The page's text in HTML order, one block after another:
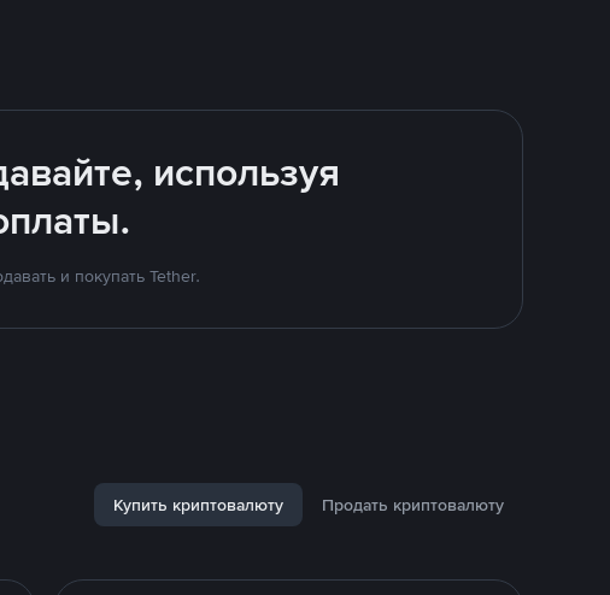
используя
и покупать Tether.
Купить криптовалюту Продать криптовалюту